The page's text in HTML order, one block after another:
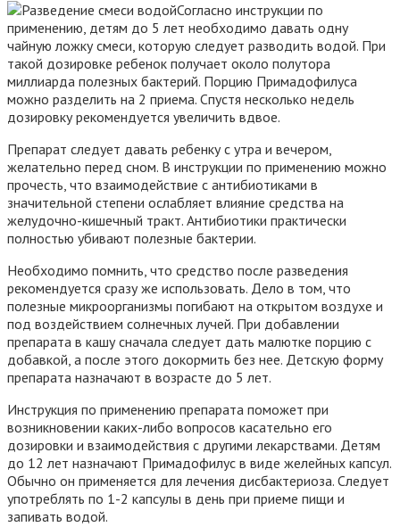
Согласно инструкции по
применению, детям до 5 лет необходимо давать одну
чайную ложку смеси, которую следует разводить водой. При
такой дозировке ребенок получает около полутора
миллиарда полезных бактерий. Порцию Примадофилуса
можно разделить на 2 приема. Спустя несколько недель
дозировку рекомендуется увеличить вдвое.
Препарат следует давать ребенку с утра и вечером,
желательно перед сном. В инструкции по применению можно
прочесть, что взаимодействие с антибиотиками в
значительной степени ослабляет влияние средства на
желудочно-кишечный тракт. Антибиотики практически
полностью убивают полезные бактерии.
Необходимо помнить, что средство после разведения
рекомендуется сразу же использовать. Дело в том, что
полезные микроорганизмы погибают на открытом воздухе и
под воздействием солнечных лучей. При добавлении
препарата в кашу сначала следует дать малютке порцию с
добавкой, а после этого докормить без нее. Детскую форму
препарата назначают в возрасте до 5 лет.
Инструкция по применению препарата поможет при
возникновении каких-либо вопросов касательно его
дозировки и взаимодействия с другими лекарствами. Детям
до 12 лет назначают Примадофилус в виде желейных капсул.
Обычно он применяется для лечения дисбактериоза. Следует
употреблять по 1-2 капсулы в день при приеме пищи и
запивать водой.